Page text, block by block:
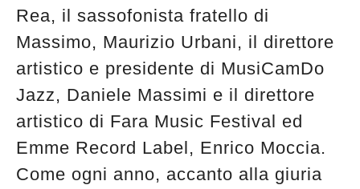
Rea, il sassofonista fratello di
Massimo, Maurizio Urbani, il direttore
artistico e presidente di MusiCamDo
Jazz, Daniele Massimi e il direttore
artistico di Fara Music Festival ed
Emme Record Label, Enrico Moccia.
Come ogni anno, accanto alla giuria